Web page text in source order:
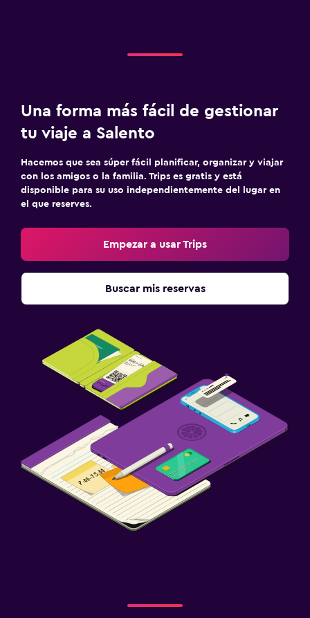
Una forma más fácil de gestionar
tu viaje a Salento
Hacemos que sea súper fácil planificar, organizar y viajar
con los amigos o la familia. Trips es gratis y está
disponible para su uso independientemente del lugar en
el que reserves.
Empezar a usar Trips
Buscar mis reservas